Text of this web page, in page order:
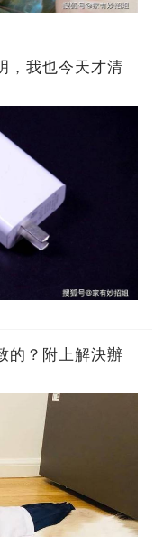
，我也今天才清
的？附上解決辦